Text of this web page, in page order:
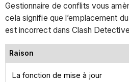
Gestionnaire de conflits vous
cela signifie que l’emplacement
est incorrect dans Clash
Raison
La fonction de mise à jour